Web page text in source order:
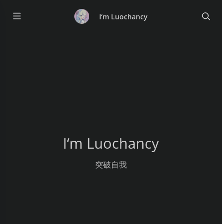
I‘m Luochancy
I‘m Luochancy
突破自我